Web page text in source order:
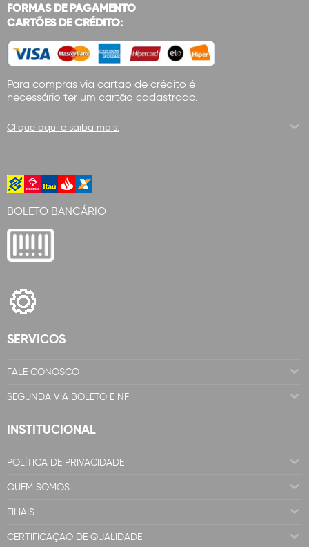
FORMAS DE PAGAMENTO
CARTÕES DE CRÉDITO:
Para compras via cartão de crédito é
necessário ter um cartão cadastrado.
Clique aqui e saiba mais.
BOLETO BANCÁRIO
SERVICOS
FALE CONOSCO
SEGUNDA VIA BOLETO E NF
INSTITUCIONAL
POLÍTICA DE PRIVACIDADE
QUEM SOMOS
FILIAIS
CERTIFICAÇÃO DE QUALIDADE